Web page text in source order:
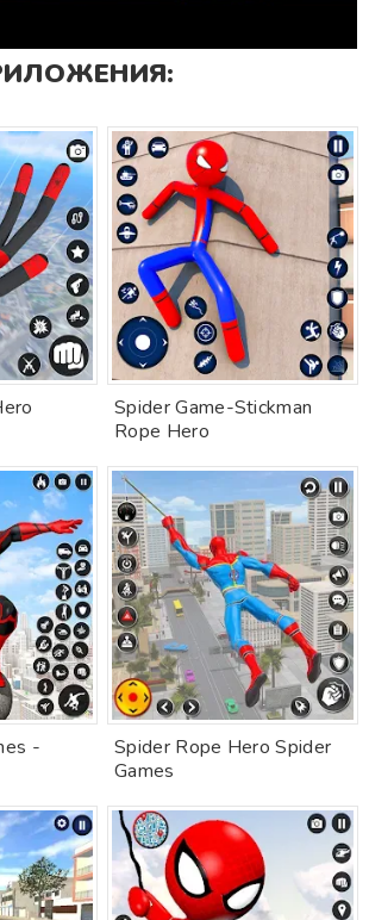
Spider Game-Stickman
Rope Hero
-
Spider Rope Hero Spider
Games